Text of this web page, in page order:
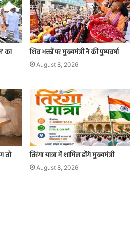
का
शिव भक्तों पर मुख्यमंत्री ने की पुष्पवर्षा
August 8, 2026
तो
तिरंगा यात्रा में शामिल होंगे मुख्यमंत्री
August 8, 2026